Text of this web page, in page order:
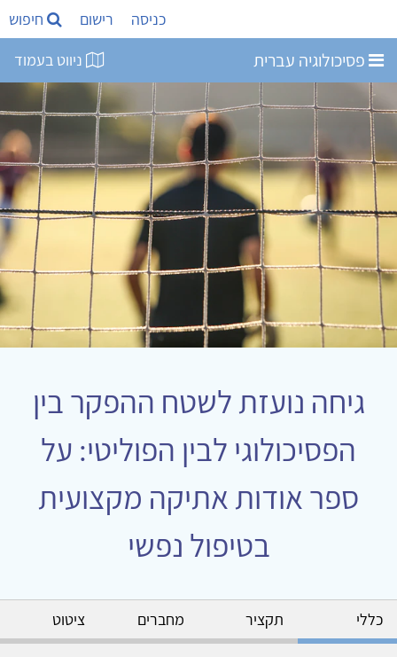
כניסה רישום חיפוש
פסיכולוגיה עברית ניווט בעמוד
גיחה נועזת לשטח ההפקר בין
הפסיכולוגי לבין הפוליטי: על
ספר אודות אתיקה מקצועית
בטיפול נפשי
כללי תקציר מחברים ציטוט